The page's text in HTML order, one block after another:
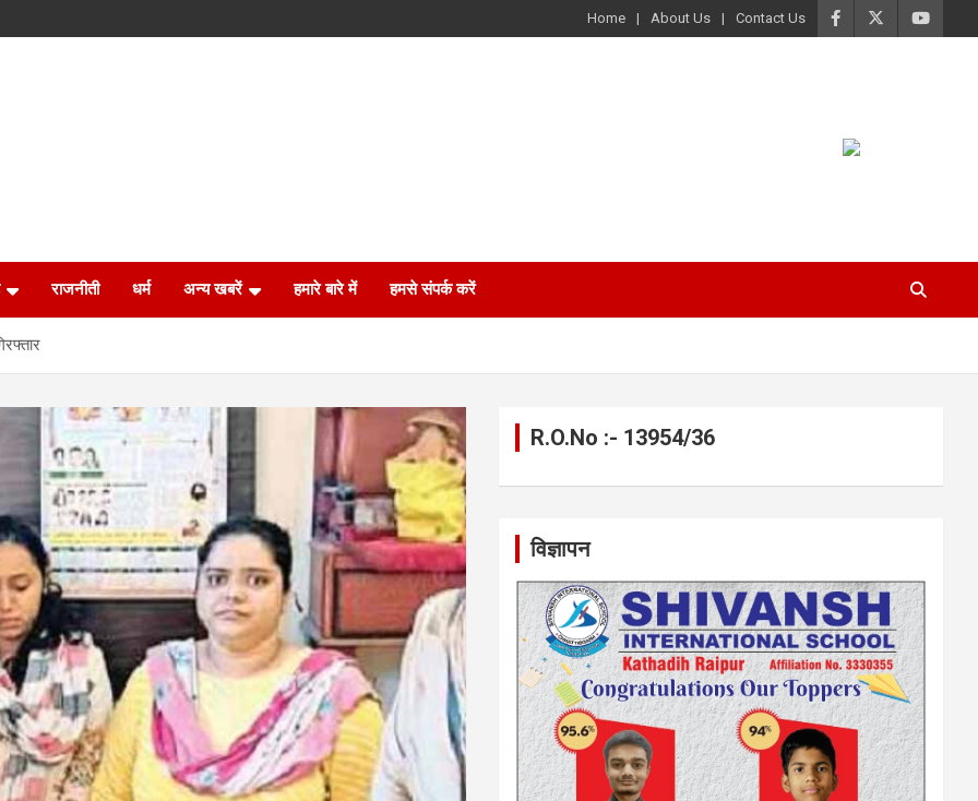
Home About Us Contact Us
राजनीती धर्म अन्य खबरें हमारे बारे में हमसे संपर्क करें
R.O.No :- 13954/36
विज्ञापन